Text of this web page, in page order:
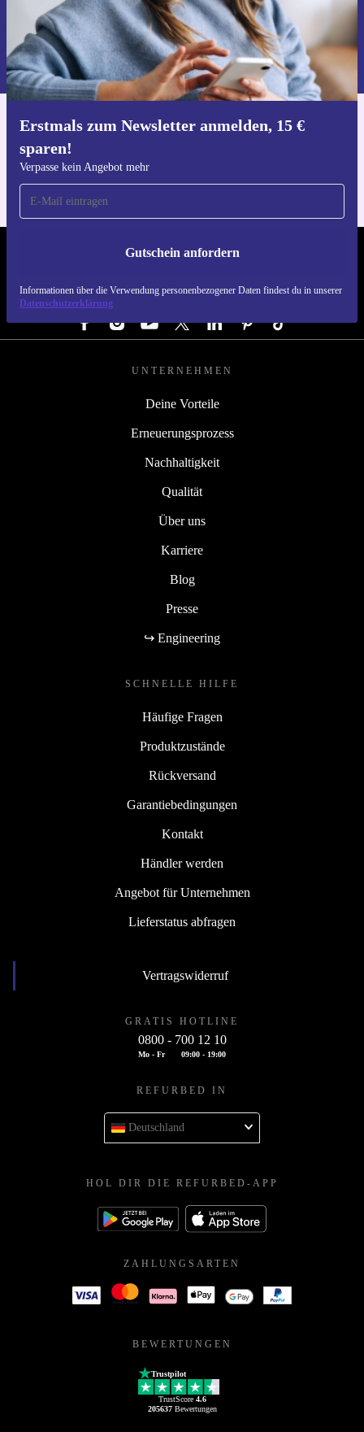
Erstmals zum Newsletter anmelden, 15 €
sparen!
Verpasse kein Angebot mehr
Gutschein anfordern
Informationen über die Verwendung personenbezogener Daten findest du in unserer
Datenschutzerklärung
Gutschein anfordern
Informationen über die Verwendung personenbezogener Daten findest
du in unserer
Datenschutzerklärung.
Hol dir die refurbed-App
REFURBED DEUTSCHLAND - RETHINK NEW.
FOLGE UNS
UNTERNEHMEN
Deine Vorteile
Erneuerungsprozess
Nachhaltigkeit
Qualität
Über uns
Karriere
Blog
Presse
↪ Engineering
SCHNELLE HILFE
Häufige Fragen
Produktzustände
Rückversand
Garantiebedingungen
Kontakt
Händler werden
Angebot für Unternehmen
Lieferstatus abfragen
Vertragswiderruf
GRATIS HOTLINE
0800 - 700 12 10
Mo - Fr 09:00 - 19:00
REFURBED IN
Deutschland
HOL DIR DIE REFURBED-APP
ZAHLUNGSARTEN
BEWERTUNGEN
Trustpilot
TrustScore 4.6
205637Bewertungen